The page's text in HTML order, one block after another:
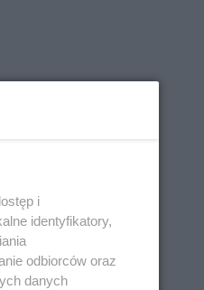
i
identyfikatory,
odbiorców oraz
danych